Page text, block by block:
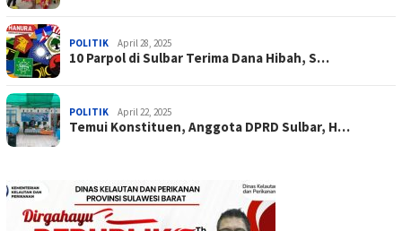
POLITIK April 28, 2025
10 Parpol di Sulbar Terima Dana Hibah, S…
POLITIK April 22, 2025
Temui Konstituen, Anggota DPRD Sulbar, H…